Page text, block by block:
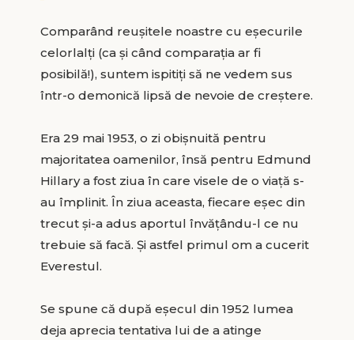
Comparând reușitele noastre cu eșecurile
celorlalți (ca și când comparația ar fi
posibilă!), suntem ispitiți să ne vedem sus
într-o demonică lipsă de nevoie de creștere.
Era 29 mai 1953, o zi obișnuită pentru
majoritatea oamenilor, însă pentru Edmund
Hillary a fost ziua în care visele de o viață s-
au împlinit. În ziua aceasta, fiecare eșec din
trecut și-a adus aportul învățându-l ce nu
trebuie să facă. Și astfel primul om a cucerit
Everestul.
Se spune că după eșecul din 1952 lumea
deja aprecia tentativa lui de a atinge